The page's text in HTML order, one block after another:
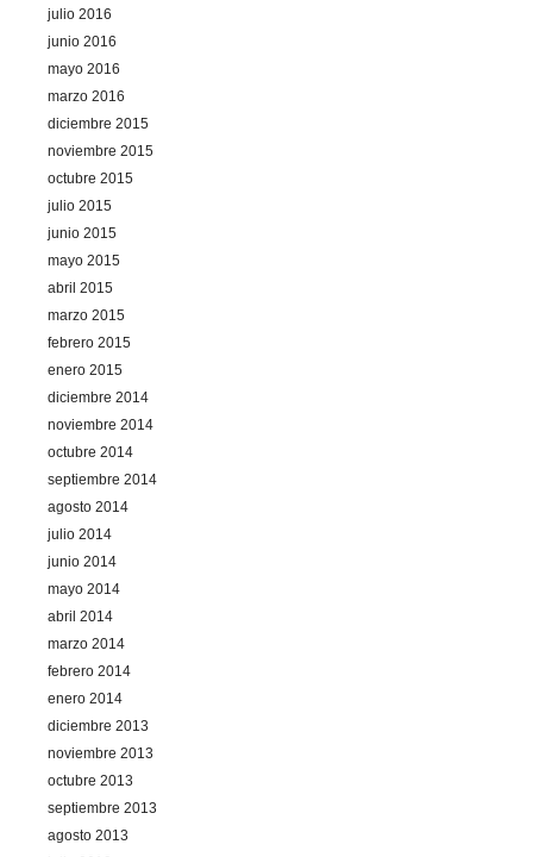
julio 2016
junio 2016
mayo 2016
marzo 2016
diciembre 2015
noviembre 2015
octubre 2015
julio 2015
junio 2015
mayo 2015
abril 2015
marzo 2015
febrero 2015
enero 2015
diciembre 2014
noviembre 2014
octubre 2014
septiembre 2014
agosto 2014
julio 2014
junio 2014
mayo 2014
abril 2014
marzo 2014
febrero 2014
enero 2014
diciembre 2013
noviembre 2013
octubre 2013
septiembre 2013
agosto 2013